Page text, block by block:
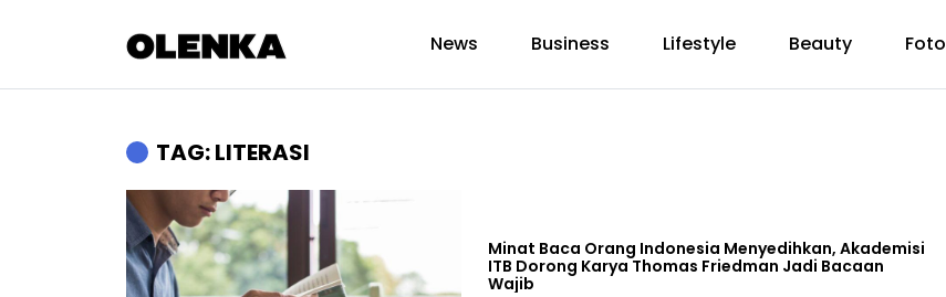
News Business Lifestyle Beauty Foto
TAG: LITERASI
Minat Baca Orang Indonesia Menyedihkan, Akademisi
ITB Dorong Karya Thomas Friedman Jadi Bacaan
Wajib